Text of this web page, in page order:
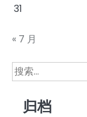
31
« 7 月
搜
索：
归档